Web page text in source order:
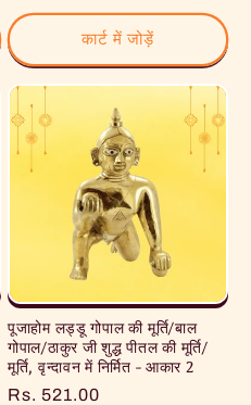
रूप
से
मूल्य
कीमत
कार्ट में जोड़ें
पूजाहोम लड्डू गोपाल की मूर्ति/बाल
गोपाल/ठाकुर जी शुद्ध पीतल की मूर्ति/
मूर्ति, वृन्दावन में निर्मित - आकार 2
नियमित
Rs. 521.00